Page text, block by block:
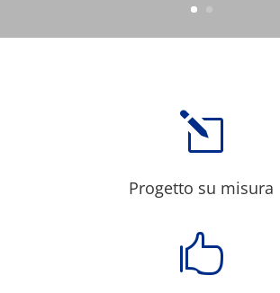
l
Progetto su misura
